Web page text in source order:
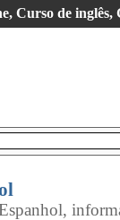
Curso de